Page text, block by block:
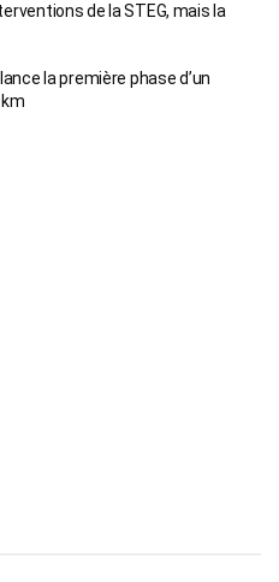
de la STEG, mais la
la première phase d’un